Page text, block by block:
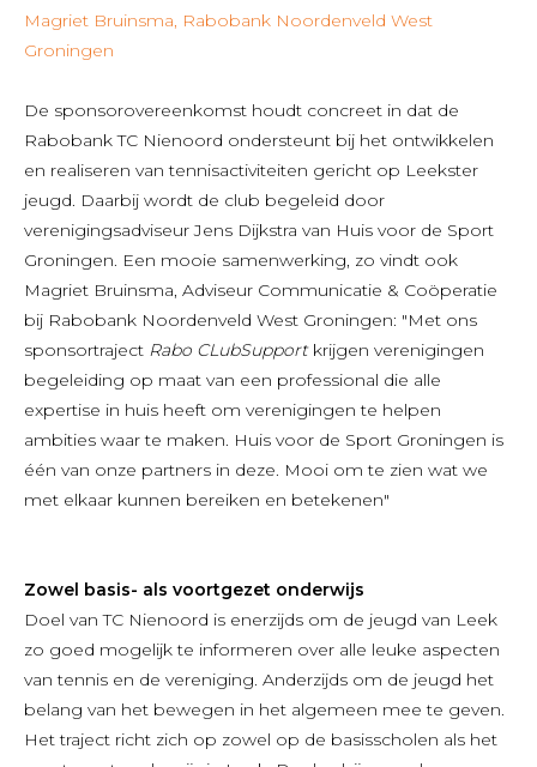
Magriet Bruinsma, Rabobank Noordenveld West
Groningen
De sponsorovereenkomst houdt concreet in dat de
Rabobank TC Nienoord ondersteunt bij het ontwikkelen
en realiseren van tennisactiviteiten gericht op Leekster
jeugd. Daarbij wordt de club begeleid door
verenigingsadviseur Jens Dijkstra van Huis voor de Sport
Groningen. Een mooie samenwerking, zo vindt ook
Magriet Bruinsma, Adviseur Communicatie & Coöperatie
bij Rabobank Noordenveld West Groningen: "Met ons
sponsortraject Rabo CLubSupportkrijgen verenigingen
begeleiding op maat van een professional die alle
expertise in huis heeft om verenigingen te helpen
ambities waar te maken. Huis voor de Sport Groningen is
één van onze partners in deze. Mooi om te zien wat we
met elkaar kunnen bereiken en betekenen"
Zowel basis- als voortgezet onderwijs
Doel van TC Nienoord is enerzijds om de jeugd van Leek
zo goed mogelijk te informeren over alle leuke aspecten
van tennis en de vereniging. Anderzijds om de jeugd het
belang van het bewegen in het algemeen mee te geven.
Het traject richt zich op zowel op de basisscholen als het